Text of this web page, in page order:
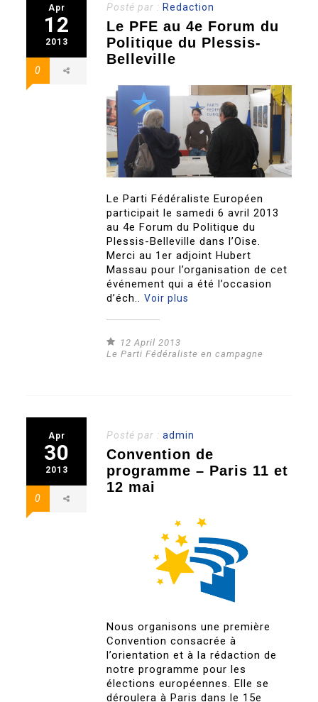
Apr
12
2013
0
Posté par : Redaction
Le PFE au 4e Forum du
Politique du Plessis-
Belleville
Le Parti Fédéraliste Européen
participait le samedi 6 avril 2013
au 4e Forum du Politique du
Plessis-Belleville dans l’Oise.
Merci au 1er adjoint Hubert
Massau pour l’organisation de cet
événement qui a été l’occasion
d’éch..Voir plus
12 April 2013
Le Parti Fédéraliste en campagne
Apr
30
2013
0
Posté par :admin
Convention de
programme – Paris 11 et
12 mai
Nous organisons une première
Convention consacrée à
l’orientation et à la rédaction de
notre programme pour les
élections européennes. Elle se
déroulera à Paris dans le 15e